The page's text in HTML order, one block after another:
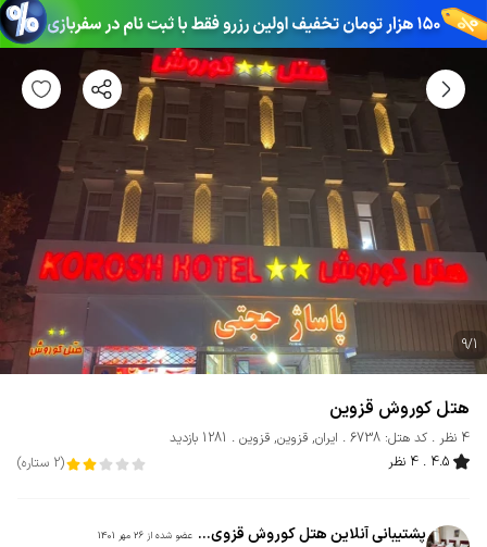
9/1
هتل کوروش قزوین
4 نظر کد هتل: 6738 ایران, قزوین, قزوین
1281 بازدید
4.5
4 نظر (
2 ستاره)
پشتیبانی آنلاین هتل کوروش قزوی... عضو شده از 26 مهر 1401